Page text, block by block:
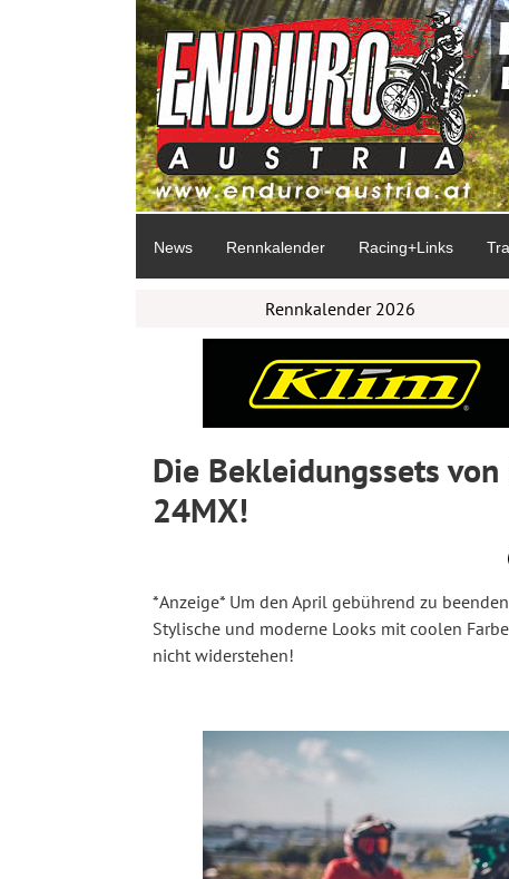
News Rennkalender Racing+Links
Rennkalender 2026
Die Bekleidungssets
24MX!
*Anzeige* Um den April gebührend zu
Stylische und moderne Looks mit coolen
nicht widerstehen!